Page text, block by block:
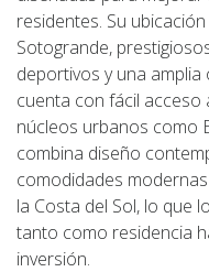
residentes. Su
Sotogrande,
deportivos y una
cuenta con fácil
núcleos urbanos como
combina diseño
comodidades
la Costa del Sol, lo que
tanto como residencia
inversión.